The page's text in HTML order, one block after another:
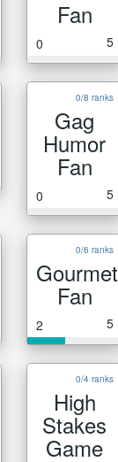
Fan
0 5
0/8 ranks
Gag
Humor
Fan
0 5
0/6 ranks
Gourmet
Fan
2 5
0/4 ranks
High
Stakes
Game